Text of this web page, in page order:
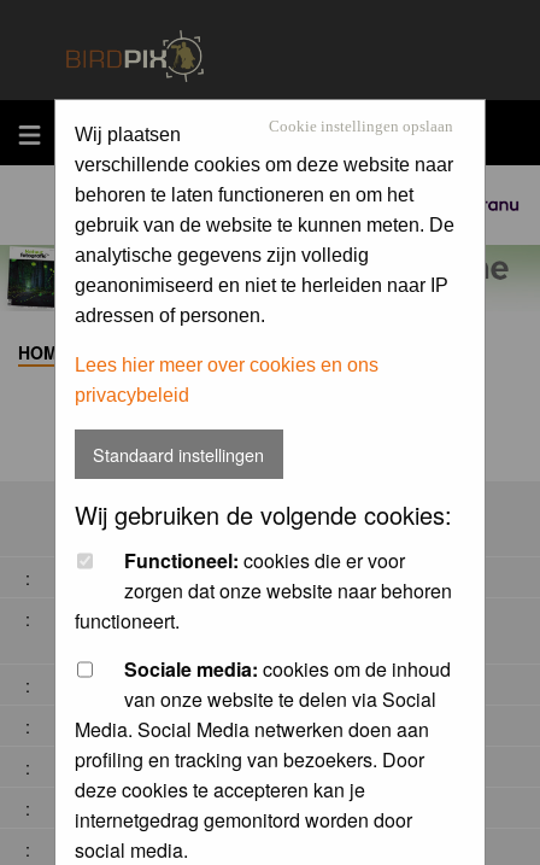
MENU
Sponsored by
Cookie instellingen opslaan
Wij plaatsen
verschillende cookies om deze website naar
behoren te laten functioneren en om het
gebruik van de website te kunnen meten. De
analytische gegevens zijn volledig
geanonimiseerd en niet te herleiden naar IP
adressen of personen.
Lees hier meer over cookies en ons
privacybeleid
Standaard instellingen
Wij gebruiken de volgende cookies:
Functioneel: cookies die er voor
zorgen dat onze website naar behoren
functioneert.
Sociale media: cookies om de inhoud
van onze website te delen via Social
Media. Social Media netwerken doen aan
profiling en tracking van bezoekers. Door
deze cookies te accepteren kan je
internetgedrag gemonitord worden door
social media.
HOME > ALBUM
:
:
:
:
:
:
: